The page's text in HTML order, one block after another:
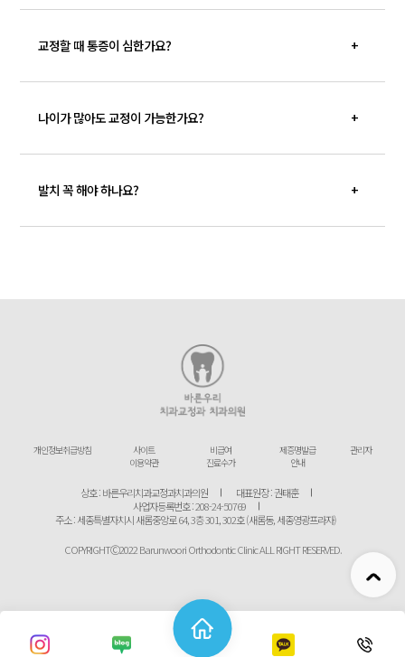
교정할 때 통증이 심한가요?
나이가 많아도 교정이 가능한가요?
발치 꼭 해야 하나요?
개인정보취급방침
사이트
이용약관
비급여
진료수가
제증명발급
안내
관리자
상호 : 바른우리치과교정과치과의원
대표원장 : 권태훈
사업자등록번호 : 208-24-50769
주소 : 세종특별자치시 새롬중앙로 64, 3층 301, 302호 (새롬동, 세종영광프라자)
COPYRIGHTⒸ2022 Barunwoori Orthodontic Clinic ALL RIGHT RESERVED.